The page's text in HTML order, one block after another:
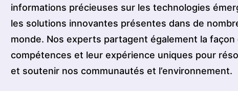
informations précieuses sur les technologies
les solutions innovantes présentes dans de
monde. Nos experts partagent également la
compétences et leur expérience uniques pour
et soutenir nos communautés et l’environnement.